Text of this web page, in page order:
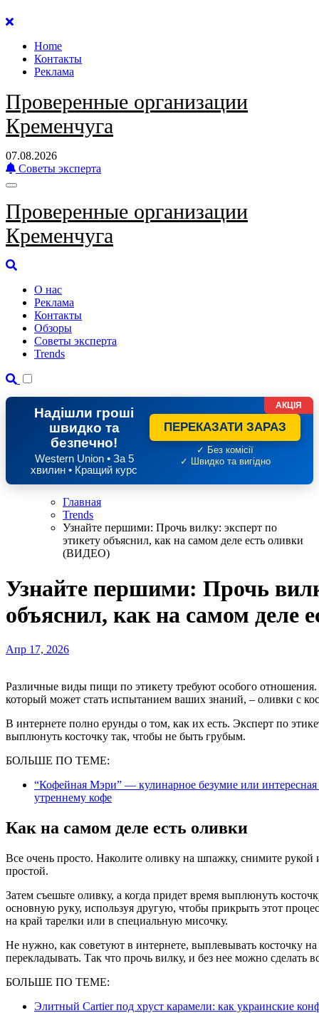
Перейти
содержанию
Home
Контакты
Реклама
Проверенные организации
Кременчуга
07.08.2026
Советы эксперта
Проверенные организации
Кременчуга
О нас
Реклама
Контакты
Обзоры
Советы эксперта
Trends
Надішли гроші
швидко та
безпечно!
Western Union • За 5
хвилин • Кращий курс
ПЕРЕКАЗАТИ ЗАРАЗ
✓ Без комісії
✓ Швидко та вигідно
АКЦІЯ
Главная
Trends
Узнайте першими: Прочь вилку: эксперт по
этикету объяснил, как на самом деле есть оливки
(ВИДЕО)
Узнайте першими: Прочь
объяснил, как на самом
Апр 17, 2026
Различные виды пищи по этикету требуют особого
который может стать испытанием ваших знаний, – оливки с
В интернете полно ерунды о том, как их есть. Эксперт по
выплюнуть косточку так, чтобы не быть грубым.
БОЛЬШЕ ПО ТЕМЕ:
“Кофейная Мэри” — кулинарное безумие или
утреннему кофе
Как на самом деле есть оливки
Все очень просто. Наколите оливку на шпажку, снимите
простой.
Затем съешьте оливку, а когда придет время выплюнуть
основную руку, используя другую, чтобы прикрыть этот
на край тарелки или в специальную мисочку.
Не нужно, как советуют в интернете, выплевывать косточку
перекладывать. Так что прочь вилку, и без нее можно сделать
БОЛЬШЕ ПО ТЕМЕ:
Элитный Cartier под хруст карамели: как украинские